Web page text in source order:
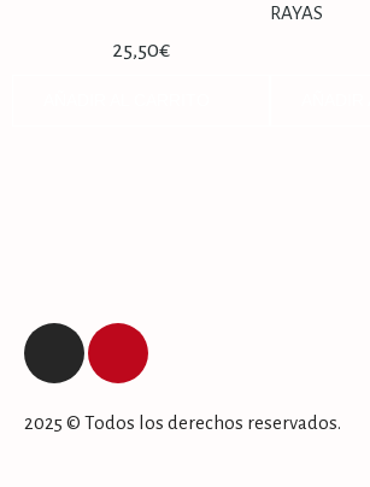
25,50€
RAYAS
2025 © Todos los derechos reservados.